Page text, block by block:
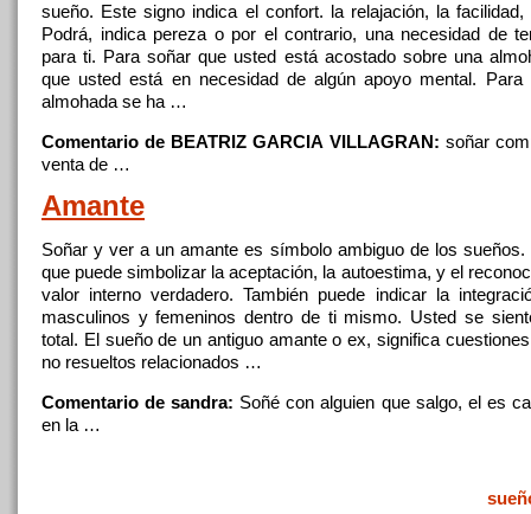
sueño. Este signo indica elconfort. la relajación, la
Podrá, indica pereza o por elcontrario, una necesidad de
para ti. Parasoñar que usted está acostado sobre una
que usted está en necesidad de algún apoyo mental. Para
almohada se ha …
Comentario de BEATRIZ GARCIA VILLAGRAN: soñar
venta de …
Amante
Soñar y vera un amante es símbolo ambiguo de los sueños.
que puede simbolizar la aceptación, la autoestima, y el
valor interno verdadero. También puede indicar la
masculinos y femeninos dentro de ti mismo. Usted se
total. Elsueño de un antiguo amante o ex, significa
no resueltos relacionados …
Comentario de sandra: Soñé con alguien quesalgo, eles
en la …